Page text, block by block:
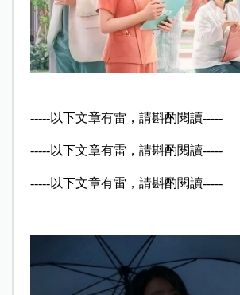
-----以下文章有雷，請斟酌閱讀-----
-----以下文章有雷，請斟酌閱讀-----
-----以下文章有雷，請斟酌閱讀-----